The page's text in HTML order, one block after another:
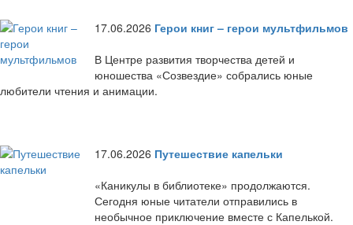
17.06.2026 Герои книг – герои мультфильмов
В Центре развития творчества детей и
юношества «Созвездие» собрались юные
любители чтения и анимации.
17.06.2026 Путешествие капельки
«Каникулы в библиотеке» продолжаются.
Сегодня юные читатели отправились в
необычное приключение вместе с Капелькой.